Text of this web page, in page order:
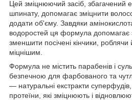
Цей зміцнюючий засіб, збагачений
шпинату, допомагає зміцнити
додати об'єму. Завдяки
водоростей ця формула допомагає
зменшити посічені кінчики,
міцнішим.
Формула не містить парабенів і
безпечною для фарбованого та
— натуральні екстракти
протеїни, які зміцнюють і